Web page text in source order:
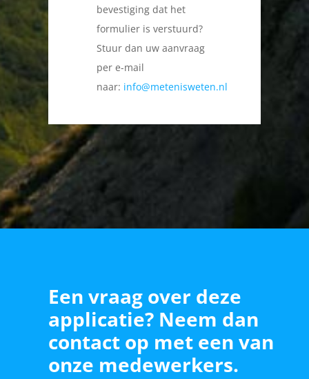
bevestiging dat het
formulier is verstuurd?
Stuur dan uw aanvraag
per e-mail
naar: info@metenisweten.nl
Een vraag over deze
applicatie? Neem dan
contact op met een van
onze medewerkers.